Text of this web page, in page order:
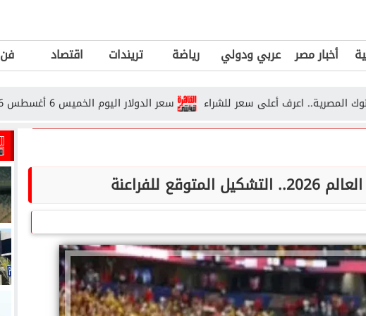
أخبار مصر عربي ودولي رياضة تريندات اقتصاد فن
سعر الدولار اليوم الخميس 6 أغسطس 2026 في البنوك المصرية اعرف أعلى سعر للشراء
للفراعنة